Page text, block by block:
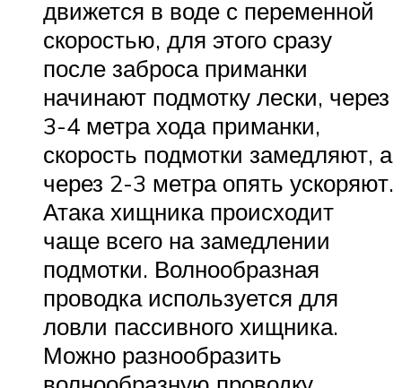
движется в воде с переменной
скоростью, для этого сразу
после заброса приманки
начинают подмотку лески, через
3-4 метра хода приманки,
скорость подмотки замедляют, а
через 2-3 метра опять ускоряют.
Атака хищника происходит
чаще всего на замедлении
подмотки. Волнообразная
проводка используется для
ловли пассивного хищника.
Можно разнообразить